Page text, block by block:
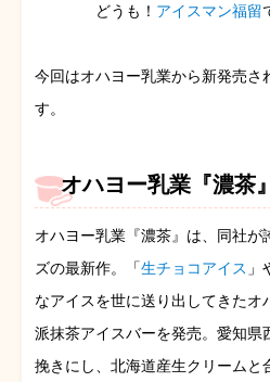
どうも！ アイスマン福留
今回はオハヨー乳業から新発売さ
す。
オハヨー乳業『濃茶』
オハヨー乳業『濃茶』は、同社が
ズの最新作。「生チョコアイス 」
なアイスを世に送り出してきたオ
派抹茶アイスバーを発売。愛知県
挽きにし、北海道産生クリームと